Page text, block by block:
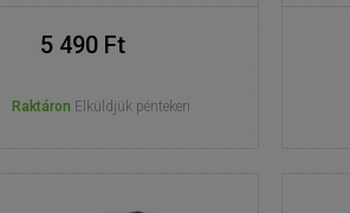
5 490 Ft
Raktáron Elküldjük pénteken